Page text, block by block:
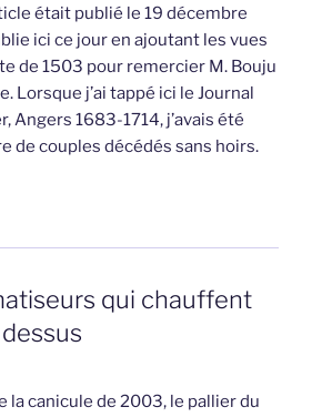
était publié le 19 décembre
ici ce jour en ajoutant les vues
de 1503 pour remercier M. Bouju
Lorsque j’ai tappé ici le Journal
Angers 1683-1714, j’avais été
de couples décédés sans hoirs.
qui chauffent
la canicule de 2003, le pallier du